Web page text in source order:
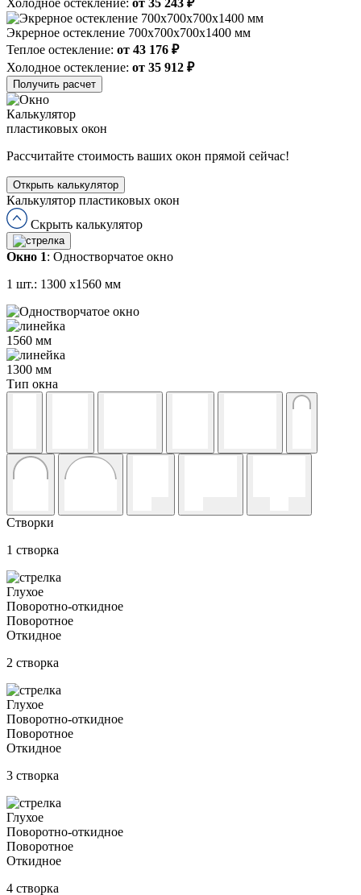
Холодное остекление: от 35 243 ₽
Экрерное остекление 700х700х700х1400 мм
Теплое остекление: от 43 176 ₽
Холодное остекление: от 35 912 ₽
Получить расчет
Калькулятор
пластиковых окон
Рассчитайте стоимость ваших окон прямой сейчас!
Открыть калькулятор
Калькулятор пластиковых окон
Скрыть калькулятор
Окно 1: Одностворчатое окно
1 шт.: 1300 x1560 мм
1560 мм
1300 мм
Тип окна
Створки
1 створка
Глухое
Поворотно-откидное
Поворотное
Откидное
2 створка
Глухое
Поворотно-откидное
Поворотное
Откидное
3 створка
Глухое
Поворотно-откидное
Поворотное
Откидное
4 створка